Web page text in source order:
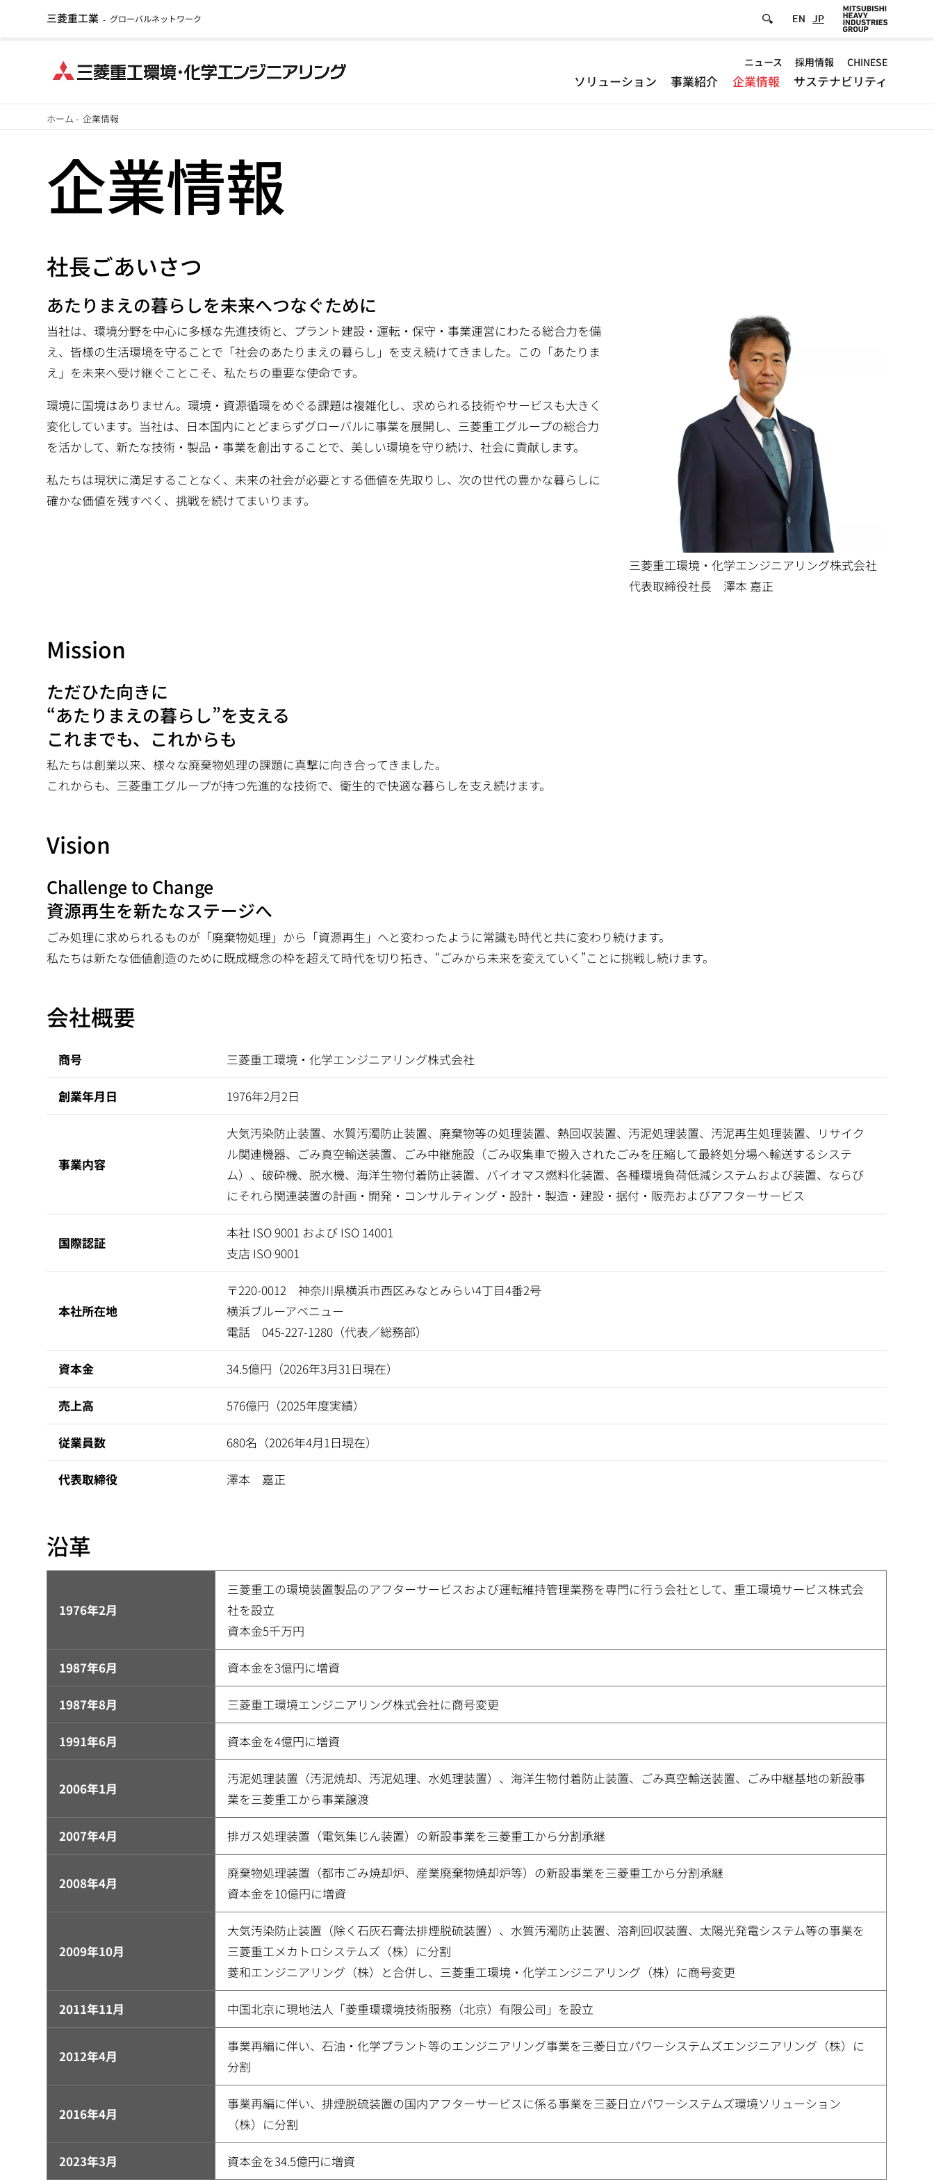
イ
三菱重工業 - グローバルネットワーク EN JP
Default
-
Header
ニュース 採用情報 CHINESE
ソリューション 事業紹介 企業情報 サステナビリティ
ホーム -企業情報
企業情報
社長ごあいさつ
三菱重工環境・化学エンジニアリング株式会社
代表取締役社長 澤本 嘉正
あたりまえの暮らしを未来へつなぐために
当社は、環境分野を中心に多様な先進技術と、プラント建設・運転・保守・事業運営にわたる総合力を備
え、皆様の生活環境を守ることで「社会のあたりまえの暮らし」を支え続けてきました。この「あたりま
え」を未来へ受け継ぐことこそ、私たちの重要な使命です。
環境に国境はありません。環境・資源循環をめぐる課題は複雑化し、求められる技術やサービスも大きく
変化しています。当社は、日本国内にとどまらずグローバルに事業を展開し、三菱重工グループの総合力
を活かして、新たな技術・製品・事業を創出することで、美しい環境を守り続け、社会に貢献します。
私たちは現状に満足することなく、未来の社会が必要とする価値を先取りし、次の世代の豊かな暮らしに
確かな価値を残すべく、挑戦を続けてまいります。
Mission
ただひた向きに
“あたりまえの暮らし”を支える
これまでも、これからも
私たちは創業以来、様々な廃棄物処理の課題に真撃に向き合ってきました。
これからも、三菱重工グループが持つ先進的な技術で、衛生的で快適な暮らしを支え続けます。
Vision
Challenge to Change
資源再生を新たなステージへ
ごみ処理に求められるものが「廃棄物処理」から「資源再生」へと変わったように常識も時代と共に変わり続けます。
私たちは新たな価値創造のために既成概念の枠を超えて時代を切り拓き、“ごみから未来を変えていく”ことに挑戦し続けます。
会社概要
商号 三菱重工環境・化学エンジニアリング株式会社
創業年月日 1976年2月2日
事業内容
大気汚染防止装置、水質汚濁防止装置、廃棄物等の処理装置、熱回収装置、汚泥処理装置、汚泥再生処理装置、リサイク
ル関連機器、ごみ真空輸送装置、ごみ中継施設（ごみ収集車で搬入されたごみを圧縮して最終処分場へ輸送するシステ
ム）、破砕機、脱水機、海洋生物付着防止装置、バイオマス燃料化装置、各種環境負荷低減システムおよび装置、ならび
にそれら関連装置の計画・開発・コンサルティング・設計・製造・建設・据付・販売およびアフターサービス
国際認証
本社 ISO 9001 および ISO 14001
支店 ISO 9001
本社所在地
〒220-0012 神奈川県横浜市西区みなとみらい4丁目4番2号
横浜ブルーアベニュー
電話 045-227-1280（代表／総務部）
資本金 34.5億円（2026年3月31日現在）
売上高 576億円（2025年度実績）
従業員数 680名（2026年4月1日現在）
代表取締役 澤本 嘉正
沿革
1976年2月
三菱重工の環境装置製品のアフターサービスおよび運転維持管理業務を専門に行う会社として、重工環境サービス株式会
社を設立
資本金5千万円
1987年6月 資本金を3億円に増資
1987年8月 三菱重工環境エンジニアリング株式会社に商号変更
1991年6月 資本金を4億円に増資
2006年1月
汚泥処理装置（汚泥焼却、汚泥処理、水処理装置）、海洋生物付着防止装置、ごみ真空輸送装置、ごみ中継基地の新設事
業を三菱重工から事業譲渡
2007年4月 排ガス処理装置（電気集じん装置）の新設事業を三菱重工から分割承継
2008年4月
廃棄物処理装置（都市ごみ焼却炉、産業廃棄物焼却炉等）の新設事業を三菱重工から分割承継
資本金を10億円に増資
2009年10月
大気汚染防止装置（除く石灰石膏法排煙脱硫装置）、水質汚濁防止装置、溶剤回収装置、太陽光発電システム等の事業を
三菱重工メカトロシステムズ（株）に分割
菱和エンジニアリング（株）と合併し、三菱重工環境・化学エンジニアリング（株）に商号変更
2011年11月 中国北京に現地法人「菱重環環境技術服務（北京）有限公司」を設立
2012年4月
事業再編に伴い、石油・化学プラント等のエンジニアリング事業を三菱日立パワーシステムズエンジニアリング（株）に
分割
2016年4月
事業再編に伴い、排煙脱硫装置の国内アフターサービスに係る事業を三菱日立パワーシステムズ環境ソリューション
（株）に分割
2023年3月 資本金を34.5億円に増資